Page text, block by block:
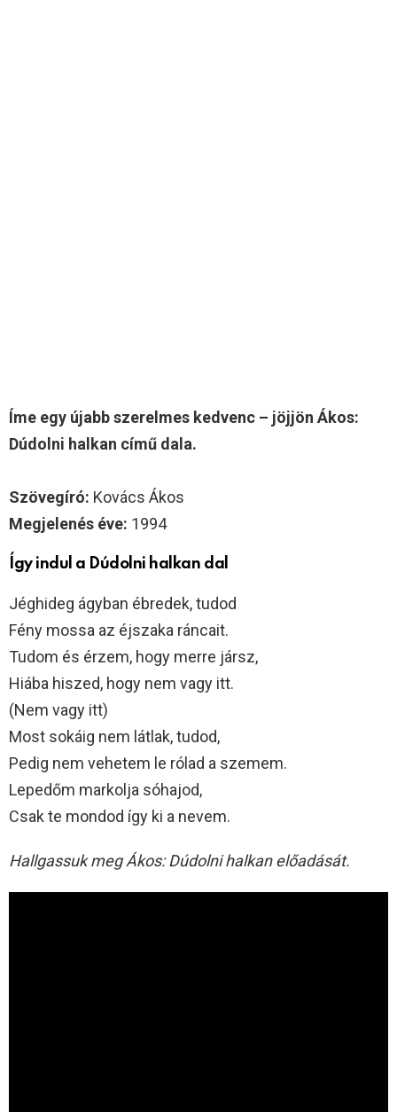
Íme egy újabb szerelmes kedvenc – jöjjön Ákos:
Dúdolni halkan című dala.
Szövegíró: Kovács Ákos
Megjelenés éve: 1994
Így indul a Dúdolni halkan dal
Jéghideg ágyban ébredek, tudod
Fény mossa az éjszaka ráncait.
Tudom és érzem, hogy merre jársz,
Hiába hiszed, hogy nem vagy itt.
(Nem vagy itt)
Most sokáig nem látlak, tudod,
Pedig nem vehetem le rólad a szemem.
Lepedőm markolja sóhajod,
Csak te mondod így ki a nevem.
Hallgassuk meg Ákos: Dúdolni halkan előadását.